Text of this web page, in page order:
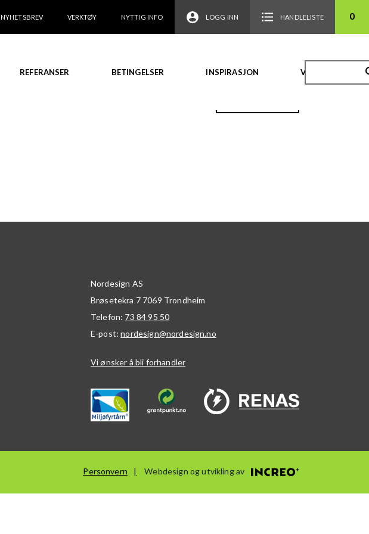
NYHETSBREV VERKTØY NYTTIG INFO LOGG INN HANDLELISTE 0
REFERANSER BETINGELSER INSPIRASJON VIDEO
Nordesign AS
Brøsetekra 7 7069 Trondheim
Telefon: 73 84 95 50
E-post:nordesign@nordesign.no
Vi ønsker å bli forhandler
Personvern Webdesign og utvikling av